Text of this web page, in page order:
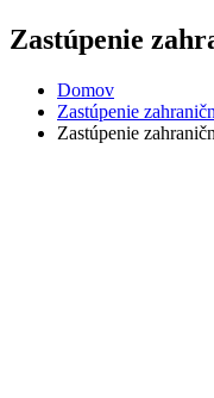
Zastúpenie
Domov
Zastúpenie
Zastúpenie